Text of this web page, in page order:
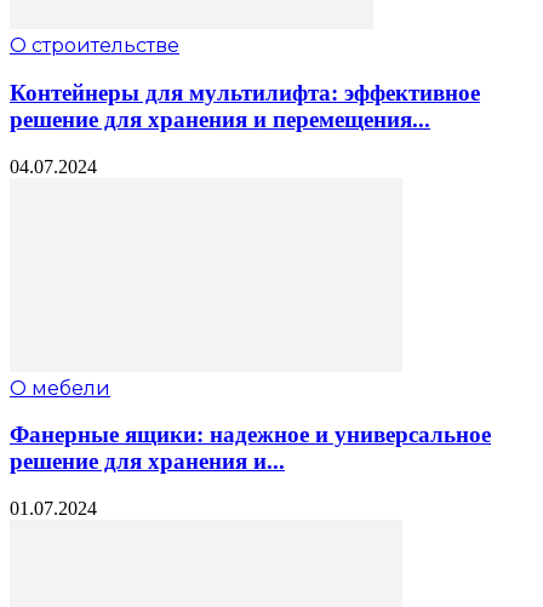
О строительстве
Контейнеры для мультилифта: эффективное
решение для хранения и перемещения...
04.07.2024
О мебели
Фанерные ящики: надежное и универсальное
решение для хранения и...
01.07.2024